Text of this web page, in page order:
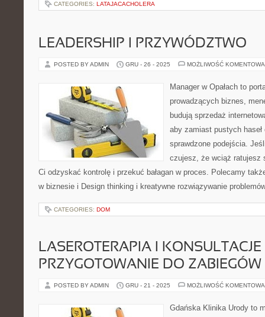
CATEGORIES: LATAJACACHOLERA
LEADERSHIP I PRZYWÓDZTWO
POSTED BY ADMIN GRU - 26 - 2025 MOŻLIWOŚĆ
Manager w Opałach to
prowadzących biznes,
budują sprzedaż
aby zamiast pustych
sprawdzone podejścia.
czujesz, że wciąż ratujesz
Ci odzyskać kontrolę i przekuć bałagan w proces. Polecamy
w biznesie i Design thinking i kreatywne rozwiązywanie
CATEGORIES: DOM
LASEROTERAPIA I KONSULTACJE
PRZYGOTOWANIE DO ZABIEGÓW
POSTED BY ADMIN GRU - 21 - 2025 MOŻLIWOŚĆ
Gdańska Klinika Urody to